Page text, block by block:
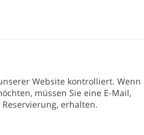
Website kontrolliert. Wenn
müssen Sie eine E-Mail,
erhalten.